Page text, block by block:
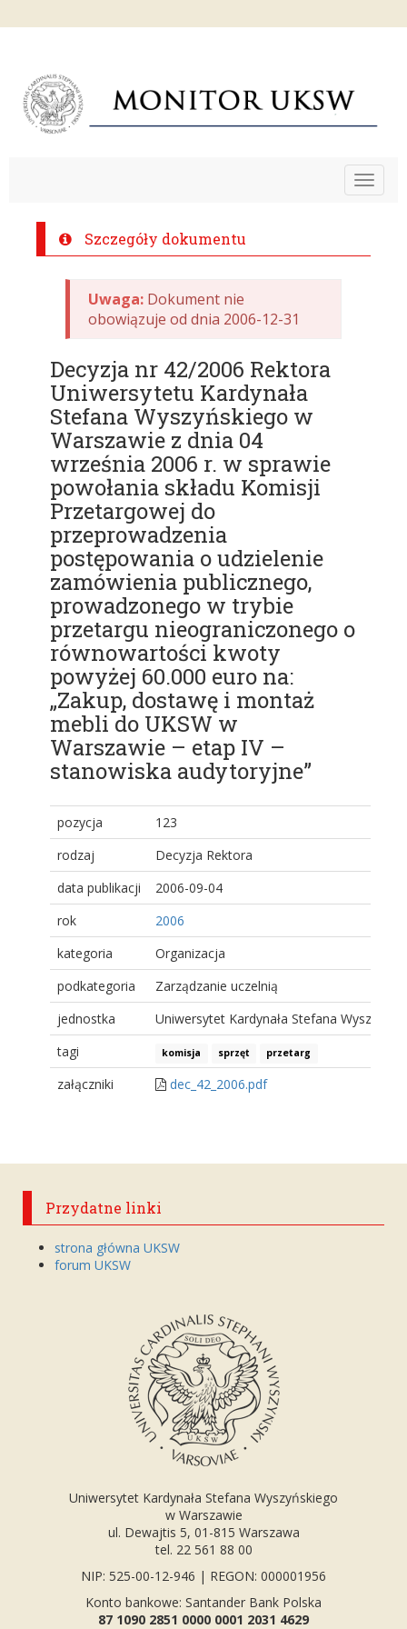
Toggle
Szczegóły dokumentu
Uwaga: Dokument nie
obowiązuje od dnia 2006-12-31
Decyzja nr 42/2006 Rektora
Uniwersytetu Kardynała
Stefana Wyszyńskiego w
Warszawie z dnia 04
września 2006 r. w sprawie
powołania składu Komisji
Przetargowej do
przeprowadzenia
postępowania o udzielenie
zamówienia publicznego,
prowadzonego w trybie
przetargu nieograniczonego o
równowartości kwoty
powyżej 60.000 euro na:
„Zakup, dostawę i montaż
mebli do UKSW w
Warszawie – etap IV –
stanowiska audytoryjne”
pozycja
123
rodzaj
Decyzja Rektora
data publikacji
2006-09-04
rok
2006
kategoria
Organizacja
podkategoria
Zarządzanie uczelnią
jednostka
Uniwersytet Kardynała Stefana
tagi
komisja sprzęt przetarg
załączniki dec_42_2006.pdf
Przydatne linki
strona główna UKSW
forum UKSW
Uniwersytet Kardynała Stefana Wyszyńskiego
w Warszawie
ul. Dewajtis 5, 01-815 Warszawa
tel. 22 561 88 00
NIP: 525-00-12-946 | REGON: 000001956
Konto bankowe: Santander Bank Polska
87 1090 2851 0000 0001 2031 4629